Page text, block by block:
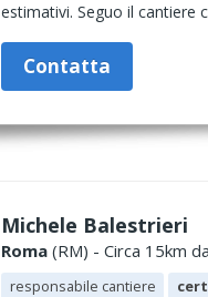
estimativi. Seguo il cantiere
Contatta
Michele Balestrieri
Roma (RM) - Circa 15km
responsabile cantiere